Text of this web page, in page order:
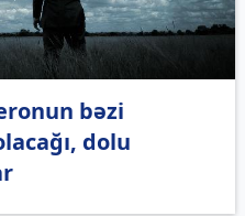
bəzi
dolu